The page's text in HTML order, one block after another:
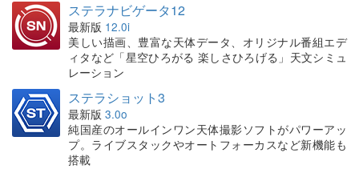
ステラナビゲータ12
最新版 12.0i
美しい描画、豊富な天体データ、オリジナル番組エデ
ィタなど「星空ひろがる 楽しさひろげる」天文シミュ
レーション
ステラショット3
最新版 3.0o
純国産のオールインワン天体撮影ソフトがパワーアッ
プ。ライブスタックやオートフォーカスなど新機能も
搭載